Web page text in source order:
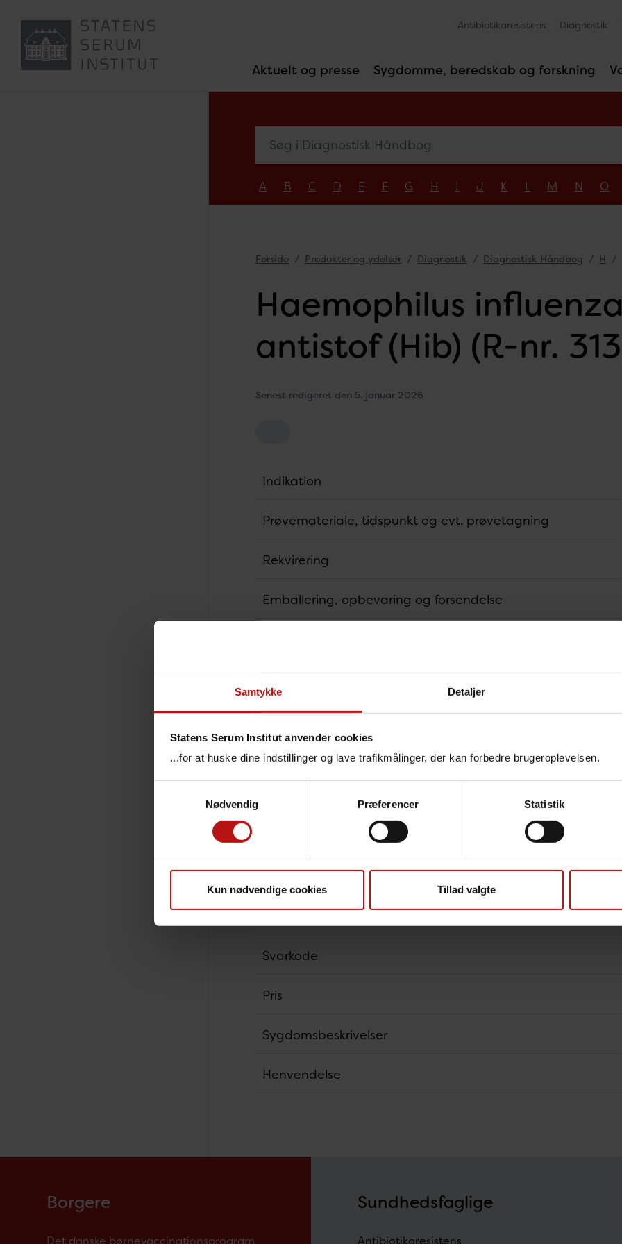
Samtykke Detaljer
Statens Serum Institut anvender cookies
...for at huske dine indstillinger og lave trafikmålinger, der kan forbedre brugeroplevelsen.
Nødvendig
Præferencer Statistik
Kun nødvendige cookies Tillad valgte
Aktuelt og presse Sygdomme, beredskab og forskning
Antibiotikaresistens Diagnostik
A B C D E F G H I J K L M N O
Forside Produkter og ydelser Diagnostik Diagnostisk Håndbog H
Haemophilus
antistof (Hib) (R-nr.
Senest redigeret den 5. januar 2026
Indikation
Prøvemateriale, tidspunkt og evt. prøvetagning
Rekvirering
Emballering, opbevaring og forsendelse
Svartid
Tolkning og reference-værdier/interval
Måleområde og måleusikkerhed
Analysens princip
Akkreditering
Svarkode
Pris
Sygdomsbeskrivelser
Henvendelse
Borgere
Det danske børnevaccinationsprogram
Sundhedsfaglige
Antibiotikaresistens